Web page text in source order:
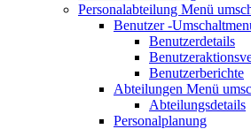
Personalabteilung Menü
Benutzer-
Benutzerdetails
Benutzerberichte
Abteilungen Menü
Abteilungsdetails
Personalplanung